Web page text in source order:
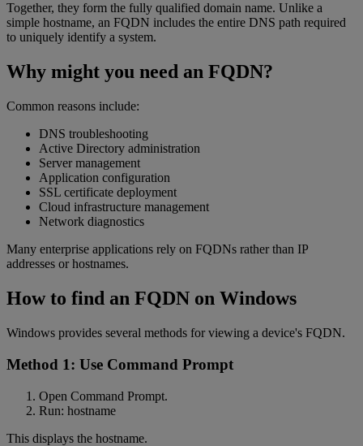
Together, they form the fully qualified domain name. Unlike a
simple hostname, an FQDN includes the entire DNS path required
to uniquely identify a system.
Why might you need an FQDN?
Common reasons include:
DNS troubleshooting
Active Directory administration
Server management
Application configuration
SSL certificate deployment
Cloud infrastructure management
Network diagnostics
Many enterprise applications rely on FQDNs rather than IP
addresses or hostnames.
How to find an FQDN on Windows
Windows provides several methods for viewing a device's FQDN.
Method 1: Use Command Prompt
Open Command Prompt.
Run: hostname
This displays the hostname.